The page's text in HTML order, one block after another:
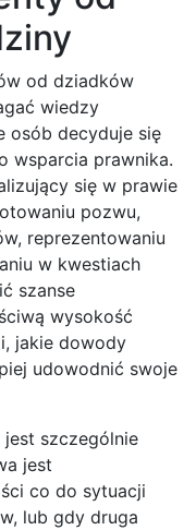
od dziadków
wiedzy
osób decyduje się
wsparcia prawnika.
się w prawie
pozwu,
reprezentowaniu
w kwestiach
szanse
wysokość
jakie dowody
udowodnić swoje
szczególnie
jest
co do sytuacji
lub gdy druga